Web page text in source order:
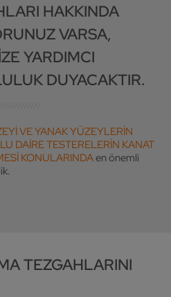
HAKKINDA
VARSA,
YARDIMCI
DUYACAKTIR.
VE YANAK YÜZEYLERIN
DAIRE TESTERELERIN KANAT
KONULARINDAen önemli
TEZGAHLARINI